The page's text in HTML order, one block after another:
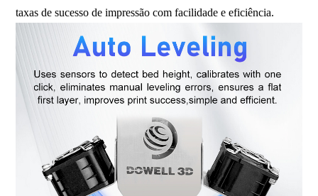
taxas de sucesso de impressão com facilidade e eficiência.